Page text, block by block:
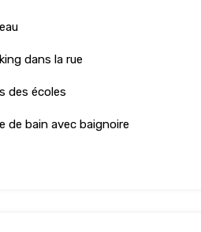
dans la rue
des écoles
de bain avec baignoire